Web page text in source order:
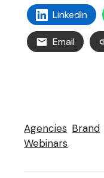
LinkedIn
Email
Agencies Brand
Webinars